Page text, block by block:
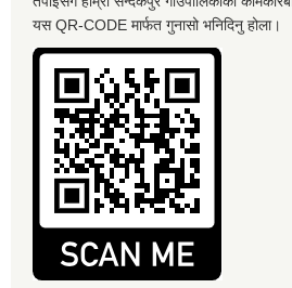
यस QR-CODE मार्फत गुनासो भनिदिनु होला।